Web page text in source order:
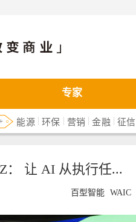
专家
能源 |环保 | 营销 |金融 |征信
： 让 AI 从执行任...
百型智能 WAIC